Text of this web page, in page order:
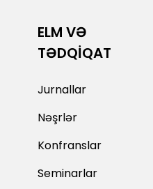
ELM VƏ
TƏDQİQAT
Jurnallar
Nəşrlər
Konfranslar
Seminarlar